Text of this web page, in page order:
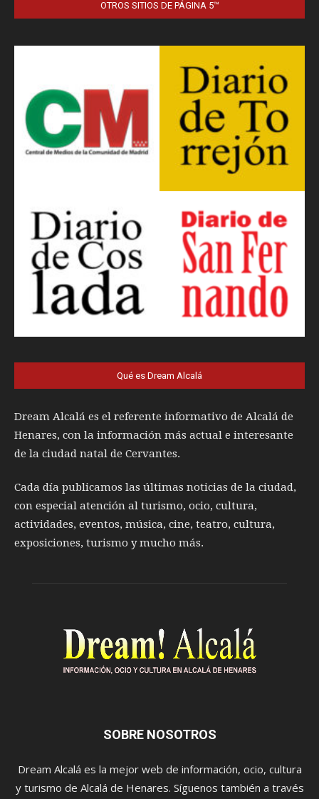
OTROS SITIOS DE PÁGINA 5™
Qué es Dream Alcalá
Dream Alcalá es el referente informativo de Alcalá de
Henares, con la información más actual e interesante
de la ciudad natal de Cervantes.
Cada día publicamos las últimas noticias de la ciudad,
con especial atención al turismo, ocio, cultura,
actividades, eventos, música, cine, teatro, cultura,
exposiciones, turismo y mucho más.
SOBRE NOSOTROS
Dream Alcalá es la mejor web de información, ocio, cultura
y turismo de Alcalá de Henares. Síguenos también a través